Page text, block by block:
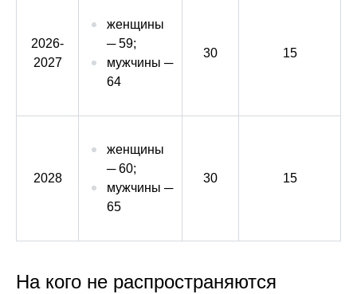
2026-
2027
женщины
─ 59;
мужчины ─
64
30 15
2028
женщины
─ 60;
мужчины ─
65
30 15
На кого не распространяются